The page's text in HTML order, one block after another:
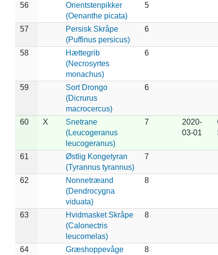
56
Orientstenpikker
(Oenanthe picata)
5
57
Persisk Skråpe
(Puffinus persicus)
6
58
Hættegrib
(Necrosyrtes
monachus)
6
59
Sort Drongo
(Dicrurus
macrocercus)
6
60 X
Snetrane
(Leucogeranus
leucogeranus)
7
2020-
03-01
61
Østlig Kongetyran
(Tyrannus tyrannus)
7
62
Nonnetræand
(Dendrocygna
viduata)
8
63
Hvidmasket Skråpe
(Calonectris
leucomelas)
8
64
Græshoppevåge
8